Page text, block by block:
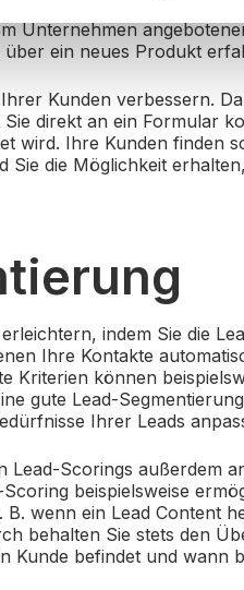
Unternehmen
ein neues Produkt
Kunden verbessern.
direkt an ein Formular
wird. Ihre Kunden finden
Sie die Möglichkeit
indem Sie die
Ihre Kontakte
Kriterien können
gute Lead-
Ihrer Leads
Lead-Scorings außerdem
beispielsweise
B. wenn ein Lead Content
behalten Sie stets den
Kunde befindet und wann